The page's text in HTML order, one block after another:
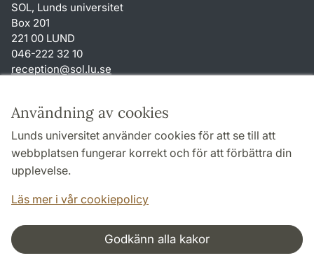
Användning av cookies
Lunds universitet använder cookies för att se till att
webbplatsen fungerar korrekt och för att förbättra din
upplevelse.
Läs mer i vår cookiepolicy
Godkänn alla kakor
SOL, Lunds universitet
Box 201
221 00 LUND
046-222 32 10
reception@sol.lu.se
Genvägar
Om webbplatsen och cookies
Behandling av personuppgifter
Tillgänglighetsredogörelse